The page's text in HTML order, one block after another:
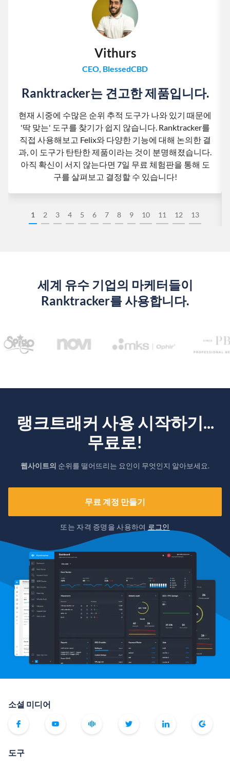
1 2 3 4 5 6 7 8 9 10 11 12 13
Vithurs
CEO, BlessedCBD
Ranktracker는 견고한 제품입니다.
현재 시중에 수많은 순위 추적 도구가 나와 있기 때문에
'딱 맞는' 도구를 찾기가 쉽지 않습니다. Ranktracker를
직접 사용해보고 Felix와 다양한 기능에 대해 논의한 결
과, 이 도구가 탄탄한 제품이라는 것이 분명해졌습니다.
아직 확신이 서지 않는다면 7일 무료 체험판을 통해 도
구를 살펴보고 결정할 수 있습니다!
세계 유수 기업의 마케터들이
Ranktracker를 사용합니다.
랭크트래커 사용 시작하기...
무료로!
웹사이트의 순위를 떨어뜨리는 요인이 무엇인지 알아보세요.
무료 계정 만들기
또는 자격 증명을 사용하여 로그인
소셜 미디어
도구